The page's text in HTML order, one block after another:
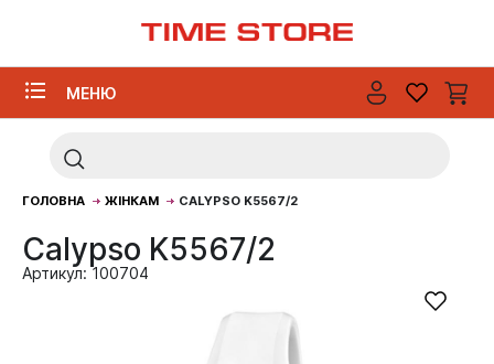
МЕНЮ
ГОЛОВНА ЖІНКАМ CALYPSO K5567/2
Calypso K5567/2
Артикул: 100704